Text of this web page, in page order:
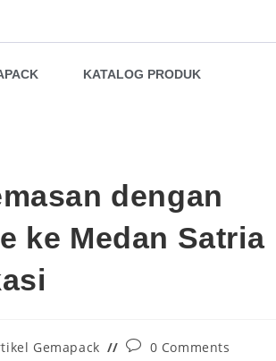
KATALOG PRODUK
dengan
ke Medan Satria
Gemapack 0 Comments